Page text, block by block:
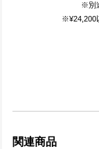
※別
※¥24,200
関連商品